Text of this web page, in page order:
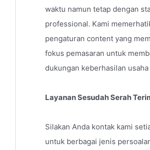
waktu namun tetap dengan
professional. Kami
pengaturan content yang
fokus pemasaran untuk
dukungan keberhasilan usaha
Layanan Sesudah Serah
Silakan Anda kontak kami
untuk berbagai jenis